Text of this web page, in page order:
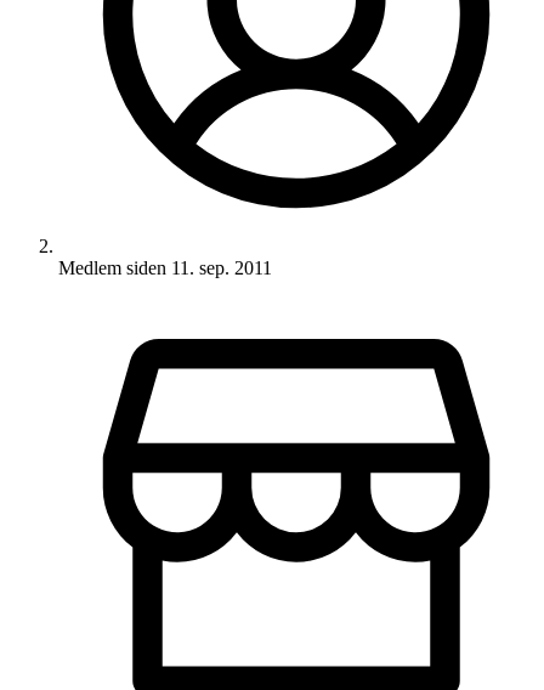
Medlem siden 11. sep. 2011